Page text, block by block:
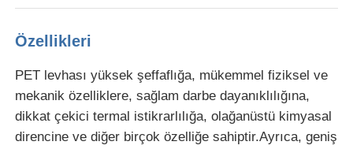
Termoforming levha ekstrüzyon hattı
PVC Edge Banding Ekstrüzyon hattı
Özellikleri
PET levhası yüksek şeffaflığa, mükemmel fiziksel ve
mekanik özelliklere, sağlam darbe dayanıklılığına,
dikkat çekici termal istikrarlılığa, olağanüstü kimyasal
direncine ve diğer birçok özelliğe sahiptir.Ayrıca, geniş